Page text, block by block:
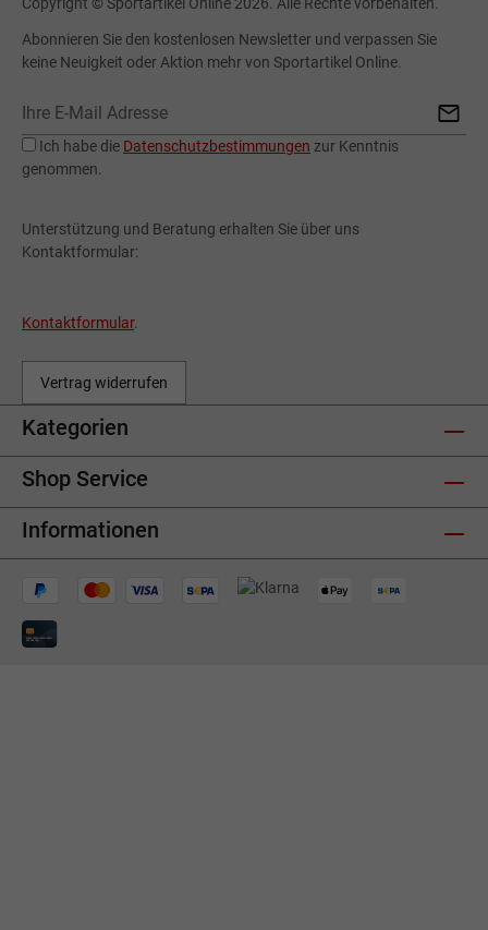
Copyright © Sportartikel Online 2026. Alle Rechte vorbehalten.
Abonnieren Sie den kostenlosen Newsletter und verpassen Sie
keine Neuigkeit oder Aktion mehr von Sportartikel Online.
Ich habe die Datenschutzbestimmungen zur Kenntnis
genommen.
Unterstützung und Beratung erhalten Sie über uns
Kontaktformular:
Kontaktformular.
Vertrag widerrufen
Kategorien
Shop Service
Informationen